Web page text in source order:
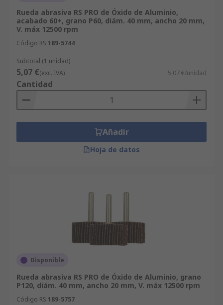
Rueda abrasiva RS PRO de Óxido de Aluminio,
acabado 60+, grano P60, diám. 40 mm, ancho 20 mm,
V. máx 12500 rpm
Código RS 189-5744
Subtotal (1 unidad)
5,07 €(exc. IVA) 5,07 €/unidad
Cantidad
Añadir
Hoja de datos
Disponible
Rueda abrasiva RS PRO de Óxido de Aluminio, grano
P120, diám. 40 mm, ancho 20 mm, V. máx 12500 rpm
Código RS 189-5757